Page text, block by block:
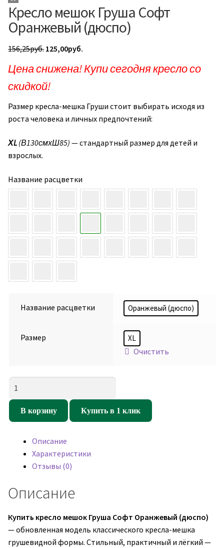
Кресло мешок Груша Софт
Оранжевый (дюспо)
156,25руб. Первоначальная
составляла
156,25руб..
125,00руб.
125,00руб..
Цена снижена! Купи сегодня кресло со
скидкой!
Размер кресла-мешка Груши стоит выбирать исходя из
роста человека и личных предпочтений:
ХL (В130смхШ85) — стандартный размер для детей и
взрослых.
Название расцветки
Название расцветки Оранжевый (дюспо)
Размер XL
Очистить
Кресло
мешок
Софт
Оранжевый
(дюспо)
В корзину Купить в 1 клик
Описание
Характеристики
Отзывы (0)
Описание
Купить кресло мешок Груша Софт Оранжевый (дюспо)
— обновленная модель классического кресла-мешка
грушевидной формы. Стильный, практичный и лёгкий —